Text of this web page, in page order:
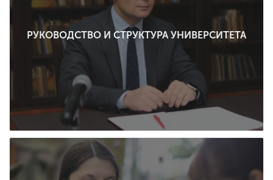
РУКОВОДСТВО И СТРУКТУРА УНИВЕРСИТЕТА